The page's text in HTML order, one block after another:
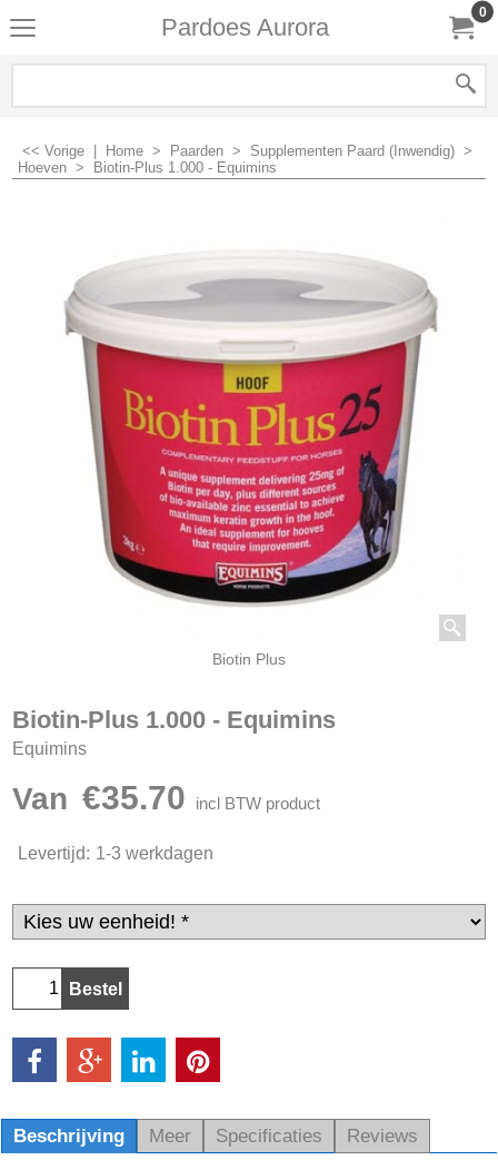
Pardoes Aurora
0
<< Vorige Home > Paarden > Supplementen Paard (Inwendig) >
Hoeven > Biotin-Plus 1.000 - Equimins
Biotin Plus
Biotin-Plus 1.000 - Equimins
Equimins
Van €35.70 incl BTW product
Levertijd: 1-3 werkdagen
Bestel
Beschrijving Meer Specificaties Reviews